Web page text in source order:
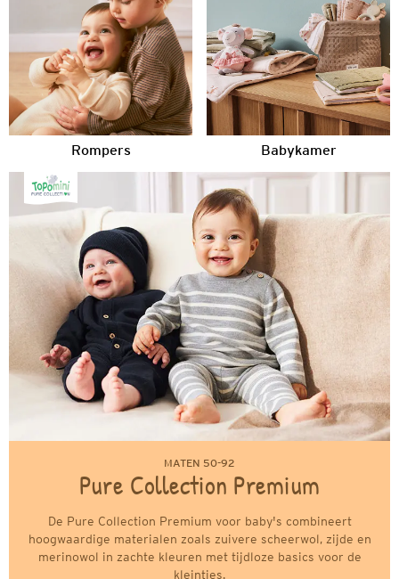
Rompers Babykamer
MATEN 50-92
Pure Collection Premium
De Pure Collection Premium voor baby's combineert
hoogwaardige materialen zoals zuivere scheerwol, zijde en
merinowol in zachte kleuren met tijdloze basics voor de
kleintjes.